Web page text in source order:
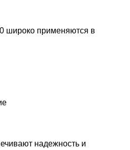
широко применяются в
надежность и